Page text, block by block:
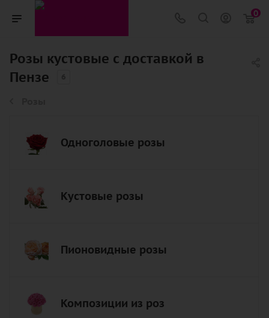
0
Розы кустовые с доставкой в
Пензе
Одноголовые розы
Кустовые розы
Пионовидные розы
Композиции из роз